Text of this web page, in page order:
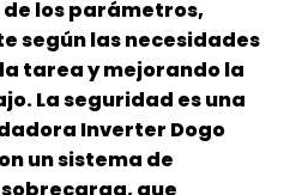
los parámetros,
según las necesidades
tarea y mejorando la
La seguridad es una
Inverter Dogo
un sistema de
que